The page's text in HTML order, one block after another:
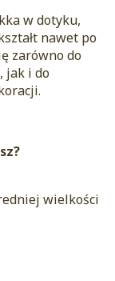
w dotyku,
nawet po
zarówno do
jak i do
wielkości